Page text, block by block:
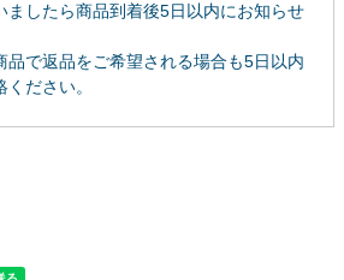
ましたら商品到着後5日以内にお知らせ
品で返品をご希望される場合も5日以内
ださい。